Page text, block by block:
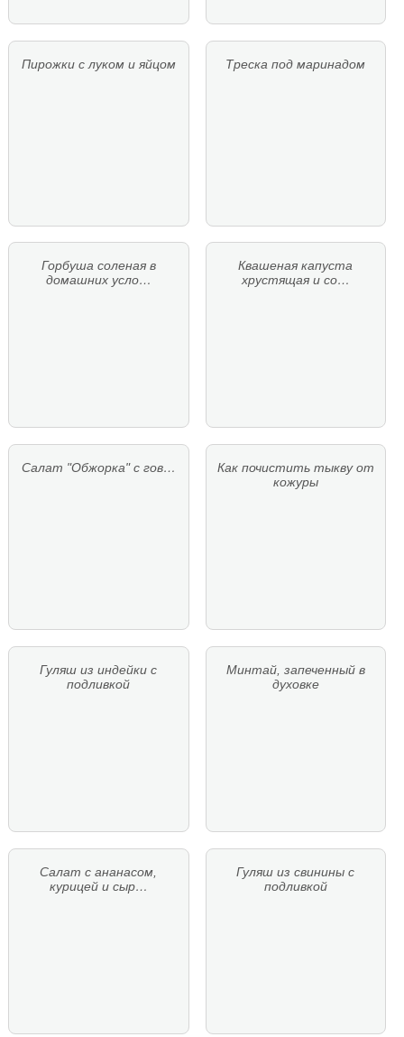
Пирожки с луком и яйцом Треска под маринадом
Горбуша соленая в
домашних усло…
Квашеная капуста
хрустящая и со…
Салат "Обжорка" с гов…
Как почистить тыкву от
кожуры
Гуляш из индейки с
подливкой
Минтай, запеченный в
духовке
Салат с ананасом,
курицей и сыр…
Гуляш из свинины с
подливкой